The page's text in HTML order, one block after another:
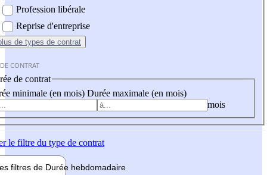
Profession libérale
Reprise d'entreprise
de types de contrat
CONTRAT
de contrat
minimale (en mois) Durée maximale (en mois)
mois
le filtre du type de contrat
filtres de Durée hebdomadaire